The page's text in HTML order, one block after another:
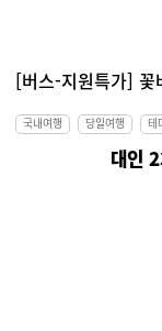
국내여행 당일여행 테
대인